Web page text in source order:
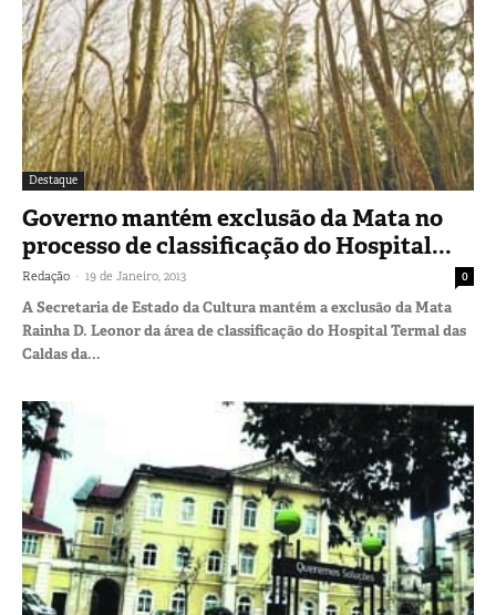
Destaque
Governo mantém exclusão da Mata no
processo de classificação do Hospital...
Redação - 19 de Janeiro, 2013 0
A Secretaria de Estado da Cultura mantém a exclusão da Mata
Rainha D. Leonor da área de classificação do Hospital Termal das
Caldas da...